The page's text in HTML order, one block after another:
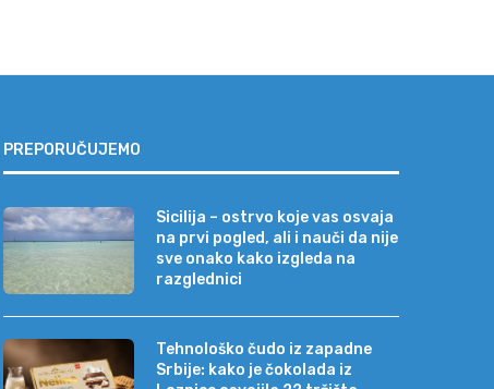
PREPORUČUJEMO
Sicilija – ostrvo koje vas osvaja
na prvi pogled, ali i nauči da nije
sve onako kako izgleda na
razglednici
Tehnološko čudo iz zapadne
Srbije: kako je čokolada iz